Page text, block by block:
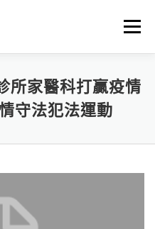
選單
所家醫科打贏疫情
守法犯法運動